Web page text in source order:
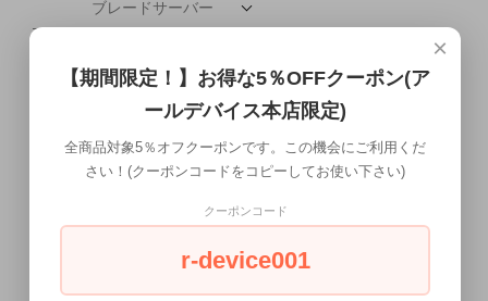
ブレードサーバー
配送について
ワークステーション本体
×
【期間限定！】お得な5％OFFクーポン(ア
ールデバイス本店限定)
全商品対象5％オフクーポンです。この機会にご利用くだ
さい！(クーポンコードをコピーしてお使い下さい)
クーポンコード
r-device001